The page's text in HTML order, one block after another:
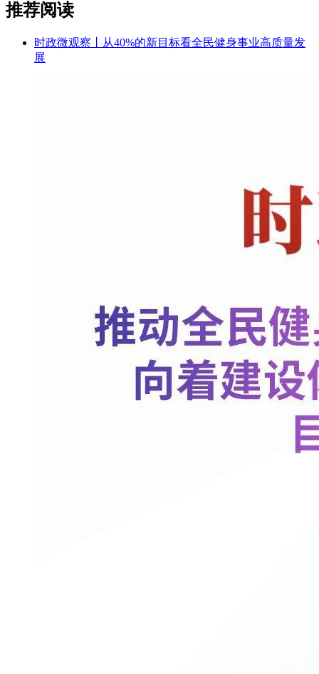
推荐阅读
时政微观察丨从40%的新目标看全民健身事业高质量发
展